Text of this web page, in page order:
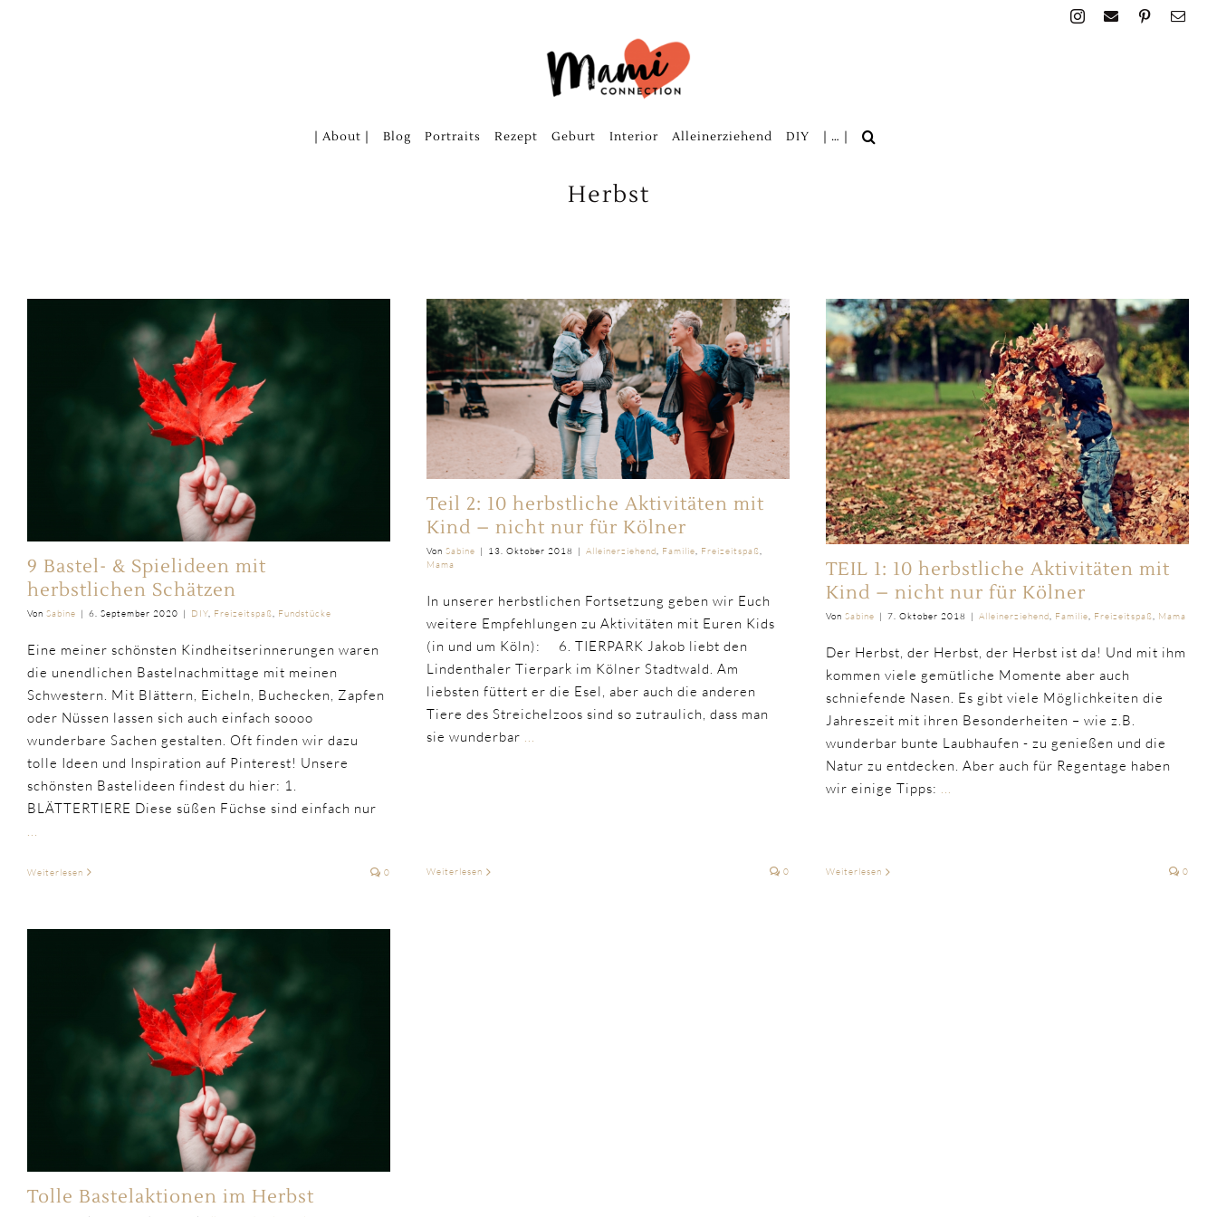
| About | Blog Portraits Rezept Geburt Interior Alleinerziehend DIY | … |
Herbst
9 Bastel- & Spielideen mit
herbstlichen Schätzen
Von Sabine | 6. September 2020 | DIY Freizeitspaß Fundstücke
Eine meiner schönsten Kindheitserinnerungen waren
die unendlichen Bastelnachmittage mit meinen
Schwestern. Mit Blättern, Eicheln, Buchecken, Zapfen
oder Nüssen lassen sich auch einfach soooo
wunderbare Sachen gestalten. Oft finden wir dazu
tolle Ideen und Inspiration auf Pinterest! Unsere
schönsten Bastelideen findest du hier: 1.
BLÄTTERTIERE Diese süßen Füchse sind einfach nur
Weiterlesen 0
Teil 2: 10 herbstliche Aktivitäten mit
Kind – nicht nur für Kölner
Von Sabine | 13. Oktober 2018 | Alleinerziehend, Familie, Freizeitspaß,
Mama
In unserer herbstlichen Fortsetzung geben wir Euch
weitere Empfehlungen zu Aktivitäten mit Euren Kids
(in und um Köln): 6. TIERPARK Jakob liebt den
Lindenthaler Tierpark im Kölner Stadtwald. Am
liebsten füttert er die Esel, aber auch die anderen
Tiere des Streichelzoos sind so zutraulich, dass man
sie wunderbar
Weiterlesen 0
TEIL 1: 10 herbstliche Aktivitäten mit
Kind – nicht nur für Kölner
Von Sabine | 7. Oktober 2018 | Alleinerziehend, Familie, Freizeitspaß, Mama
Der Herbst, der Herbst, der Herbst ist da! Und mit ihm
kommen viele gemütliche Momente aber auch
schniefende Nasen. Es gibt viele Möglichkeiten die
Jahreszeit mit ihren Besonderheiten – wie z.B.
wunderbar bunte Laubhaufen - zu genießen und die
Natur zu entdecken. Aber auch für Regentage haben
wir einige Tipps: ...
Weiterlesen 0
Tolle Bastelaktionen im Herbst